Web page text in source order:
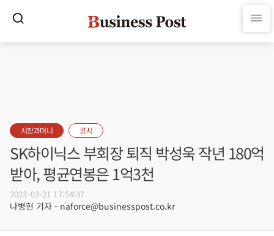
시장과머니 공시
SK하이닉스 부회장 퇴직 박성욱 작년 180억
받아, 평균연봉은 1억3천
2023-03-21 17:54:37
나병현 기자 - naforce@businesspost.co.kr